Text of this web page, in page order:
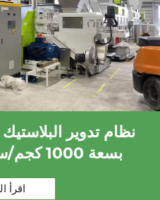
نظام تدوير
بسعة 1000 كجم/ساعة من Polytec
اقرأ